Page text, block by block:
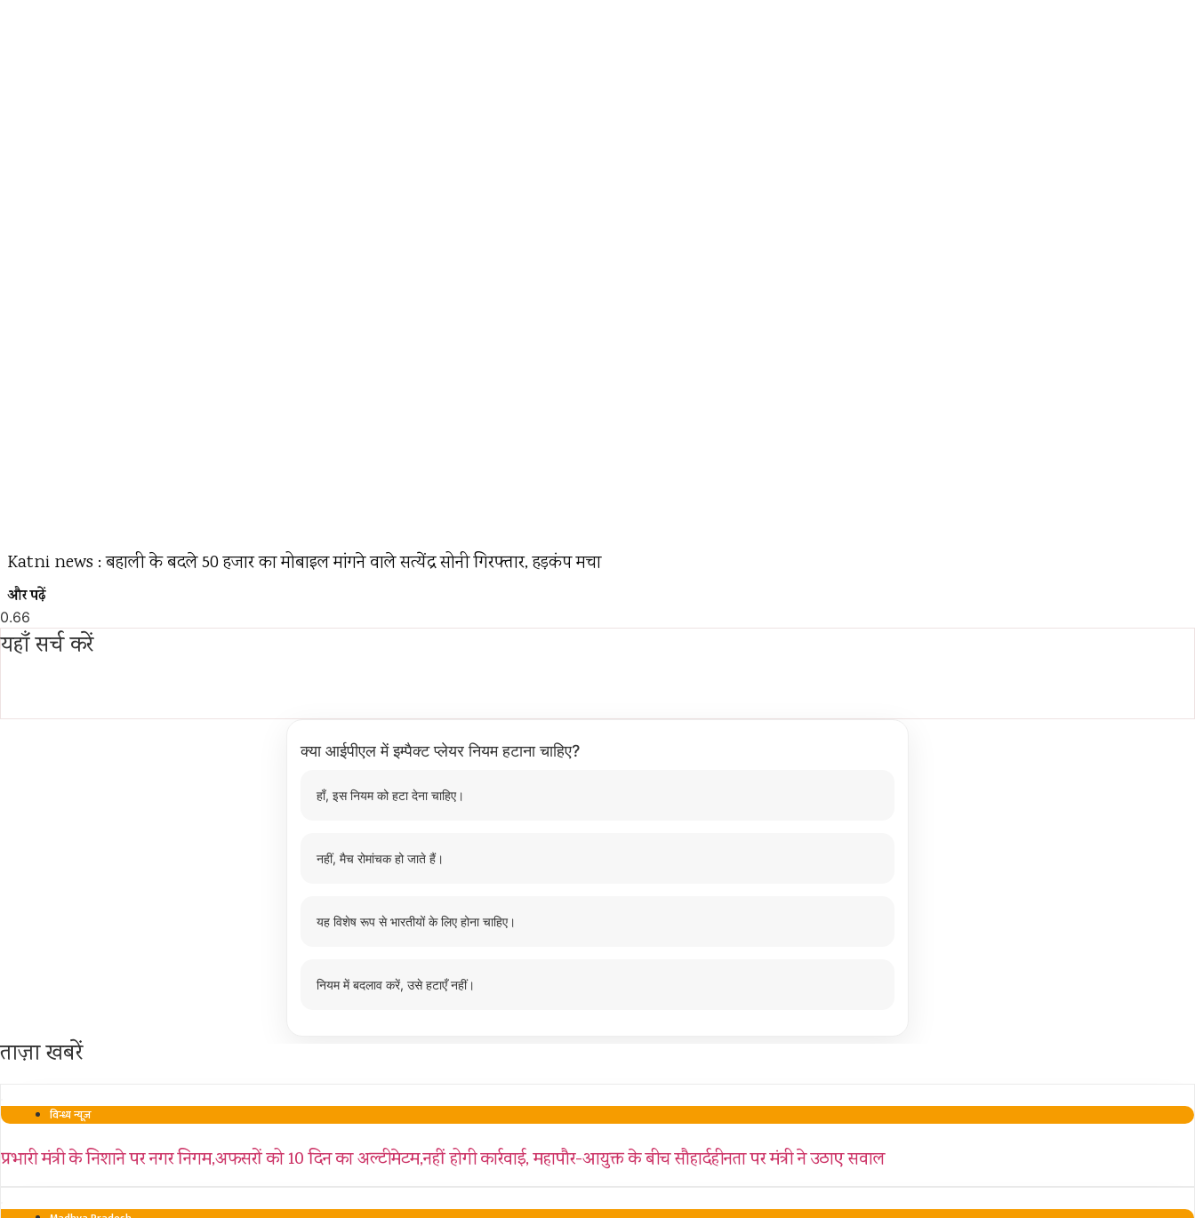
Katni news : बहाली के बदले 50 हजार का मोबाइल मांगने वाले सत्येंद्र सोनी गिरफ्तार, हड़कंप मचा
और पढ़ें
यहाँ सर्च करें
क्या आईपीएल में इम्पैक्ट प्लेयर नियम हटाना चाहिए?
हाँ, इस नियम को हटा देना चाहिए।
नहीं, मैच रोमांचक हो जाते हैं।
यह विशेष रूप से भारतीयों के लिए होना चाहिए।
नियम में बदलाव करें, उसे हटाएँ नहीं।
ताज़ा खबरें
विन्ध्य न्यूज़
प्रभारी मंत्री के निशाने पर नगर निगम,अफसरों को 10 दिन का अल्टीमेटम,नहीं होगी कार्रवाई, महापौर-आयुक्त के बीच सौहार्दहीनता पर मंत्री ने उठाए सवाल